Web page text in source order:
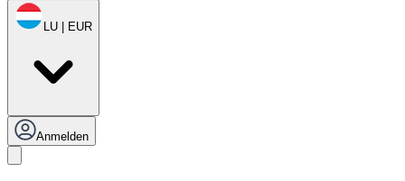
LU | EUR
Anmelden